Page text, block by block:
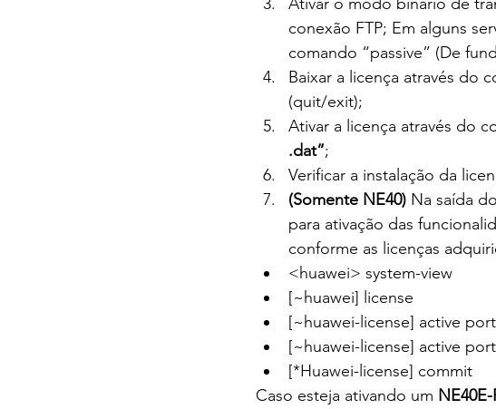
conexão FTP; Em alguns
comando “passive” (De
Baixar a licença através do
(quit/exit);
Ativar a licença através do
.dat”;
Verificar a instalação da
(Somente NE40) Na saída
para ativação das
conforme as licenças
<huawei> system-view
[~huawei] license
[~huawei-license] active
[~huawei-license] active
[*Huawei-license] commit
Caso esteja ativando um